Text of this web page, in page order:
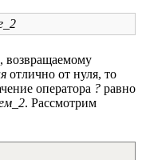
возвращаемому
отлично от нуля, то
оператора ? равно
. Рассмотрим